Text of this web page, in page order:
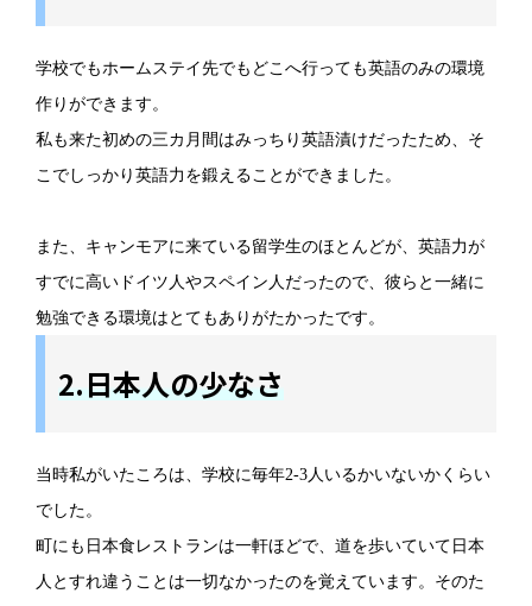
学校でもホームステイ先でもどこへ行っても英語のみの環境
作りができます。
私も来た初めの三カ月間はみっちり英語漬けだったため、そ
こでしっかり英語力を鍛えることができました。
また、キャンモアに来ている留学生のほとんどが、英語力が
すでに高いドイツ人やスペイン人だったので、彼らと一緒に
勉強できる環境はとてもありがたかったです。
2.日本人の少なさ
当時私がいたころは、学校に毎年2-3人いるかいないかくらい
でした。
町にも日本食レストランは一軒ほどで、道を歩いていて日本
人とすれ違うことは一切なかったのを覚えています。そのた